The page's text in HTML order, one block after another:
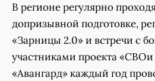
В регионе регулярно
допризывной подготовке,
«Зарницы 2.0» и встречи с
участниками проекта
«Авангард» каждый год